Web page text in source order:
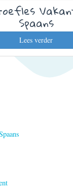
Spaans
Lees verder